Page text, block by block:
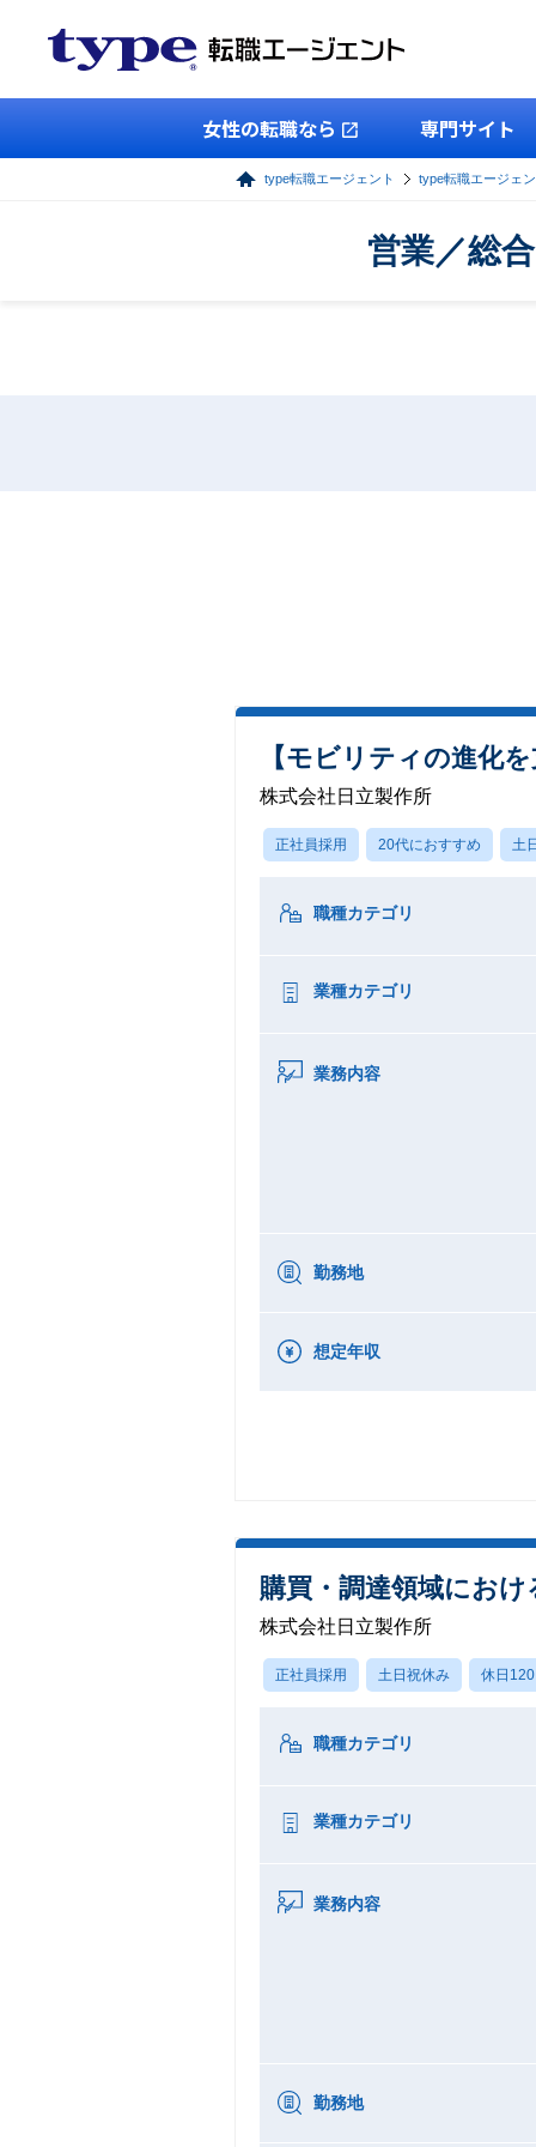
女性の転職なら 専門サイト
type転職エージェント type転職エージェ
営業／総
【モビリティの進化
株式会社日立製作所
正社員採用 20代におすすめ 土
職種カテゴリ
業種カテゴリ
業務内容
勤務地
想定年収
購買・調達領域にお
株式会社日立製作所
正社員採用 土日祝休み 休日
職種カテゴリ
業種カテゴリ
業務内容
勤務地